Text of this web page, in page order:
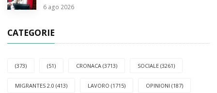
6 ago 2026
CATEGORIE
(373) (51) CRONACA (3713) SOCIALE (3261)
MIGRANTES 2.0 (413) LAVORO (1715) OPINIONI (187)